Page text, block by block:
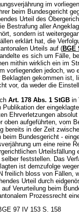
im
beim Bundesgericht
Urteil des
Bestrafung aller
sondern ist
erklärt hat, die
Urteils auf (BGE
es sich um Fälle,
mithin wirklich ein im
vorliegenden jedoch, wo
gekommen ist,
vor, da weder die
Art. 178 Abs. 1 StGB in
der
Ehrverletzungen
aufgeführten, vom
bereits in der Zeit
Bundesgericht -
um eine reine
Urteilsfällung
feststellen. Das
ist demzufolge
freilich bloss von Fällen,
Urteil durch
Verurteilung beim
Prozessrecht
97 IV 153 S. 158